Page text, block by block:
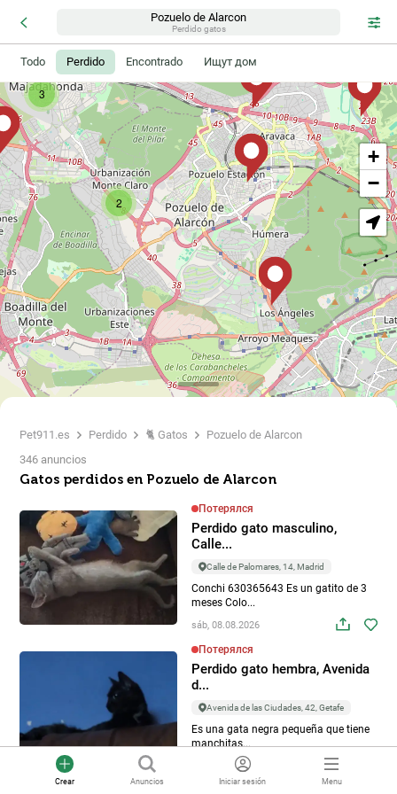
Crear Anuncios Iniciar sesión Menu
Pozuelo de Alarcon
Perdido gatos
Todo Perdido Encontrado Ищут дом
Pet911.es Perdido 🐈 Gatos
Pozuelo de Alarcon
346 anuncios
Gatos perdidos en Pozuelo de Alarcon
Потерялся
Perdido gato masculino,
Calle...
Calle de Palomares, 14, Madrid
Conchi 630365643 Es un gatito de 3
meses Colo...
sáb, 08.08.2026
Потерялся
Perdido gato hembra, Avenida
d...
Avenida de las Ciudades, 42, Getafe
Es una gata negra pequeña que tiene
manchitas...
jue, 06.08.2026
3
2
4
+
−